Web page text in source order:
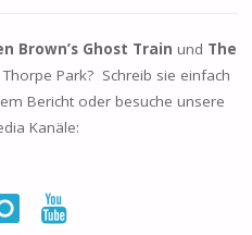
Brown’s Ghost Train und The
Park? Schreib sie einfach
Bericht oder besuche unsere
Kanäle: